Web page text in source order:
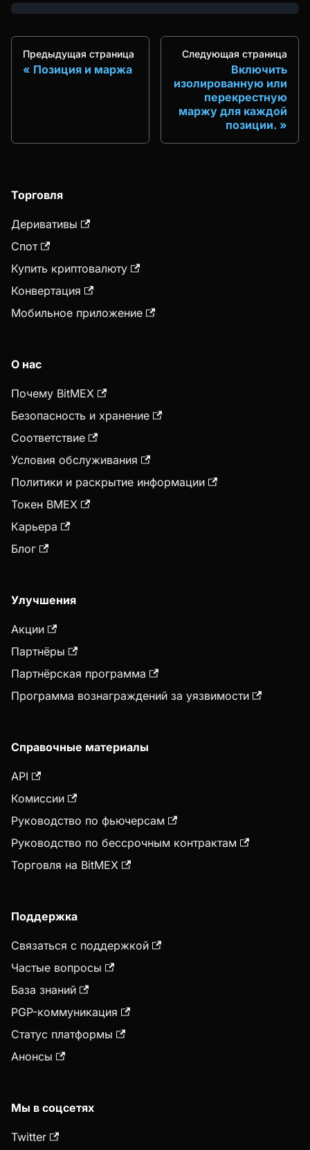
Предыдущая страница
Позиция и маржа
Следующая страница
Включить
изолированную или
перекрестную
маржу для каждой
позиции.
Торговля
Деривативы
Спот
Купить криптовалюту
Конвертация
Мобильное приложение
О нас
Почему BitMEX
Безопасность и хранение
Соответствие
Условия обслуживания
Политики и раскрытие информации
Токен BMEX
Карьера
Блог
Улучшения
Акции
Партнёры
Партнёрская программа
Программа вознаграждений за уязвимости
Справочные материалы
API
Комиссии
Руководство по фьючерсам
Руководство по бессрочным контрактам
Торговля на BitMEX
Поддержка
Связаться с поддержкой
Частые вопросы
База знаний
PGP-коммуникация
Статус платформы
Анонсы
Мы в соцсетях
Twitter